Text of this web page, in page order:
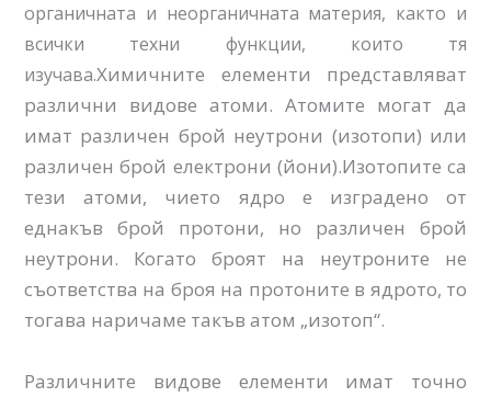
органичната и неорганичната материя, както и
всички техни функции, които тя
изучава.Химичните елементи представляват
различни видове атоми. Атомите могат да
имат различен брой неутрони (изотопи) или
различен брой електрони (йони).Изотопите са
тези атоми, чието ядро е изградено от
еднакъв брой протони, но различен брой
неутрони. Когато броят на неутроните не
съответства на броя на протоните в ядрото, то
тогава наричаме такъв атом „изотоп“.
Различните видове елементи имат точно